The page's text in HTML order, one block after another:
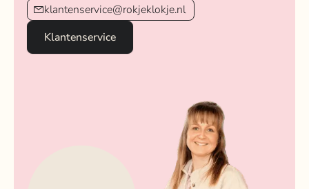
klantenservice@rokjeklokje.nl
Klantenservice